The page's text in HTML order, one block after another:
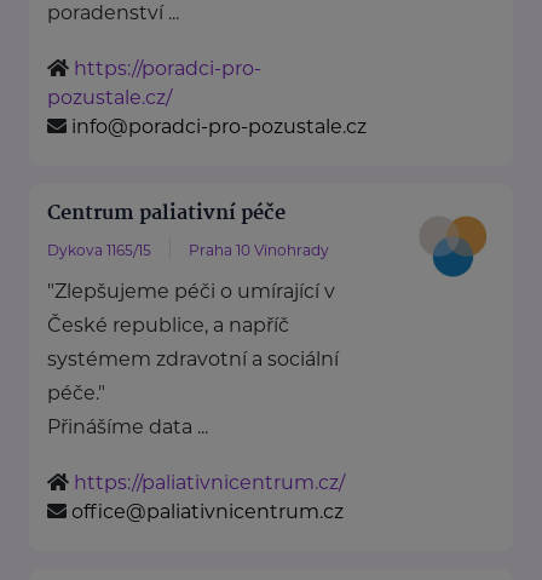
poradenství ...
https://poradci-pro-
pozustale.cz/
info@poradci-pro-pozustale.cz
Centrum paliativní péče
Dykova 1165/15 Praha 10 Vinohrady
"Zlepšujeme péči o umírající v
České republice, a napříč
systémem zdravotní a sociální
péče."
Přinášíme data ...
https://paliativnicentrum.cz/
office@paliativnicentrum.cz